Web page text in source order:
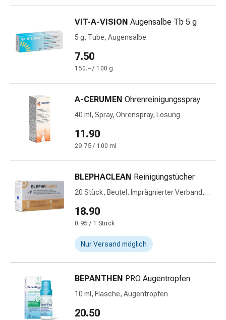
Osteoporose
Immunsuppressiva
Insektenschutz
mittel
Mücken-
Zeckenschutz
Zeckenpinzette
Anti-
Arzneimittel
Rezeptpflichtige
Arzneimittel
Vaginalbeschwerden
Menstruation
Wechseljahre
Scheideninfektion
Vaginalgesundheit
Vitamine
&
Mineralstoffe
Vitamine
VIT-A-VISION Augensalbe Tb 5 g
5 g, Tube, Augensalbe
7.50
150.– / 100 g
A-CERUMEN Ohrenreinigungsspray
40 ml, Spray, Ohrenspray, Lösung
11.90
29.75 / 100 ml
BLEPHACLEAN Reinigungstücher
20 Stück, Beutel, Imprägnierter Verband,
18.90
0.95 / 1 Stück
Nur Versand möglich
BEPANTHEN PRO Augentropfen
10 ml, Flasche, Augentropfen
20.50